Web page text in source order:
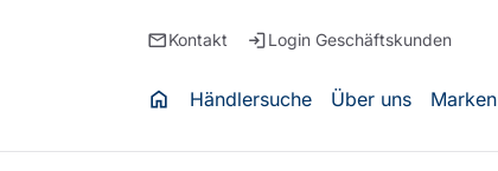
emailKontakt loginLogin Geschäftskunden
home Händlersuche Über uns Marken